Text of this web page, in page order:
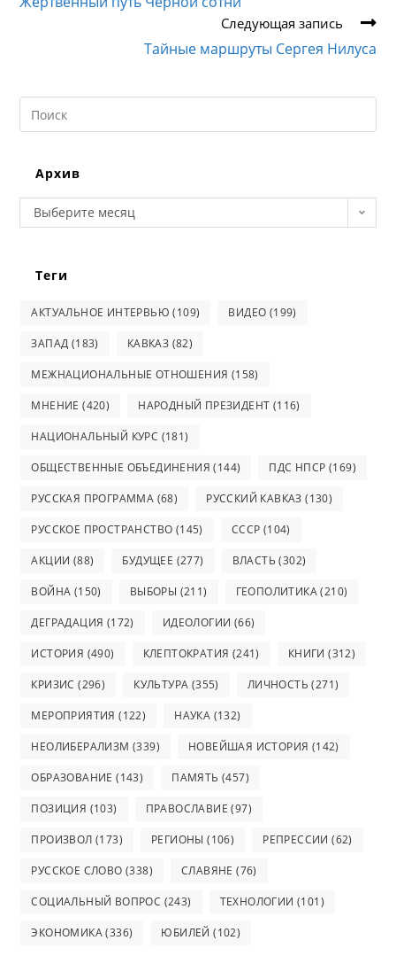
Следующая запись
Тайные маршруты Сергея Нилуса
Search
this
Архив
Архив
Выберите месяц
Теги
АКТУАЛЬНОЕ ИНТЕРВЬЮ (109) ВИДЕО (199)
ЗАПАД (183) КАВКАЗ (82)
МЕЖНАЦИОНАЛЬНЫЕ ОТНОШЕНИЯ (158)
МНЕНИЕ (420) НАРОДНЫЙ ПРЕЗИДЕНТ (116)
НАЦИОНАЛЬНЫЙ КУРС (181)
ОБЩЕСТВЕННЫЕ ОБЪЕДИНЕНИЯ (144) ПДС НПСР (169)
РУССКАЯ ПРОГРАММА (68) РУССКИЙ КАВКАЗ (130)
РУССКОЕ ПРОСТРАНСТВО (145) СССР (104)
АКЦИИ (88) БУДУЩЕЕ (277) ВЛАСТЬ (302)
ВОЙНА (150) ВЫБОРЫ (211) ГЕОПОЛИТИКА(210)
ДЕГРАДАЦИЯ (172) ИДЕОЛОГИИ (66)
ИСТОРИЯ (490) КЛЕПТОКРАТИЯ (241) КНИГИ (312)
КРИЗИС (296) КУЛЬТУРА (355) ЛИЧНОСТЬ (271)
МЕРОПРИЯТИЯ (122) НАУКА (132)
НЕОЛИБЕРАЛИЗМ (339) НОВЕЙШАЯ ИСТОРИЯ (142)
ОБРАЗОВАНИЕ (143) ПАМЯТЬ (457)
ПОЗИЦИЯ (103) ПРАВОСЛАВИЕ (97)
ПРОИЗВОЛ (173) РЕГИОНЫ (106) РЕПРЕССИИ (62)
РУССКОЕ СЛОВО (338) СЛАВЯНЕ (76)
СОЦИАЛЬНЫЙ ВОПРОС (243) ТЕХНОЛОГИИ (101)
ЭКОНОМИКА(336) ЮБИЛЕЙ (102)